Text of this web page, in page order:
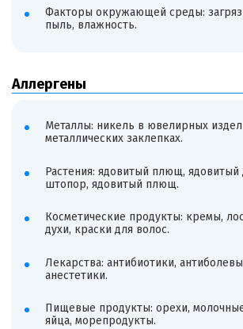
Факторы окружающей среды:
пыль, влажность.
Аллергены
Металлы: никель в ювелирных
металлических заклепках.
Растения: ядовитый плющ, ядовитый
штопор, ядовитый плющ.
Косметические продукты: кремы,
духи, краски для волос.
Лекарства: антибиотики,
анестетики.
Пищевые продукты: орехи,
яйца, морепродукты.